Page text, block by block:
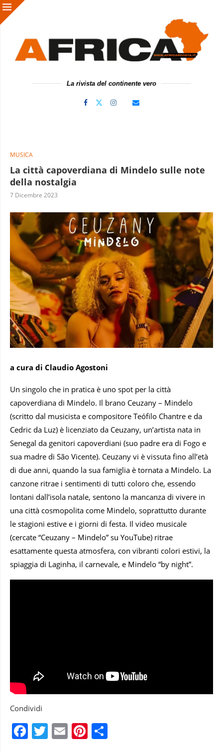
La rivista del continente vero
MUSICA
La città capoverdiana di Mindelo sulle note
della nostalgia
7 Dicembre 2023
a cura di Claudio Agostoni
Un singolo che in pratica è uno spot per la città
capoverdiana di Mindelo. Il brano Ceuzany – Mindelo
(scritto dal musicista e compositore Teófilo Chantre e da
Cedric da Luz) è licenziato da Ceuzany, un’artista nata in
Senegal da genitori capoverdiani (suo padre era di Fogo e
sua madre di São Vicente). Ceuzany vi è vissuta fino all’età
di due anni, quando la sua famiglia è tornata a Mindelo. La
canzone ritrae i sentimenti di tutti coloro che, essendo
lontani dall’isola natale, sentono la mancanza di vivere in
una città cosmopolita come Mindelo, soprattutto durante
le stagioni estive e i giorni di festa. Il video musicale
(cercate “Ceuzany – Mindelo” su YouTube) ritrae
esattamente questa atmosfera, con vibranti colori estivi, la
spiaggia di Laginha, il carnevale, e Mindelo “by night”.
Condividi
Facebook
Twitter
EmailPinterest